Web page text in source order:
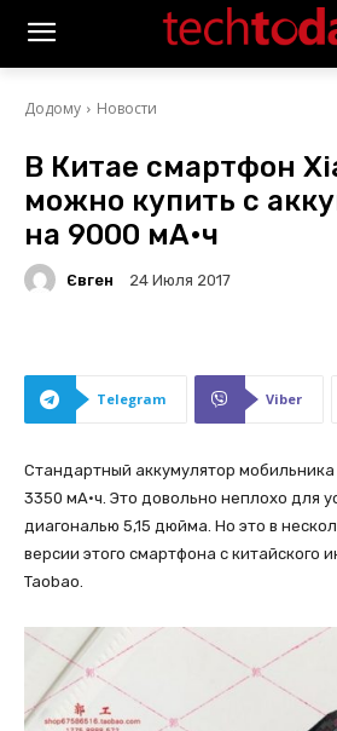
Додому Новости
В Китае смартфон
можно купить с
на 9000 мА•ч
Євген 24 Июля 2017
Telegram Viber
Стандартный аккумулятор мобильника
3350 мА•ч. Это довольно неплохо для
диагональю 5,15 дюйма. Но это в
версии этого смартфона с китайского
Taobao.